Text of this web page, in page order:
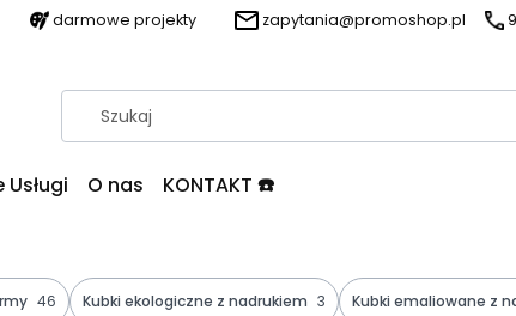
darmowe projekty zapytania@promoshop.pl
Usługi O nas KONTAKT ☎️
46 Kubki ekologiczne z nadrukiem 3 Kubki emaliowane z